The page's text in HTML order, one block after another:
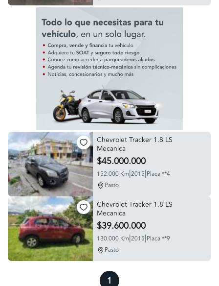
Chevrolet Tracker 1.8 LS
Mecanica
$45.000.000
152.000 Km|2015|Placa **4
Pasto
Chevrolet Tracker 1.8 LS
Mecanica
$39.600.000
130.000 Km|2015|Placa **9
Pasto
1